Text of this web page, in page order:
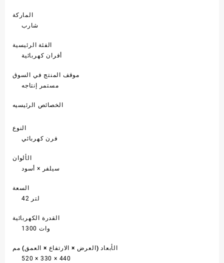
الماركة
شارب
الفئة الرئيسية
أفران كهربائية
موقف المنتج في السوق
مستمر إنتاجه
الخصائص الرئيسيه
النوع
فرن كهربائي
الألوان
سيلفر × أسود
السعة
42 لتر
القدرة الكهربائية
1300 وات
الأبعاد (العرض × الارتفاع × العمق) مم
520 × 330 × 440